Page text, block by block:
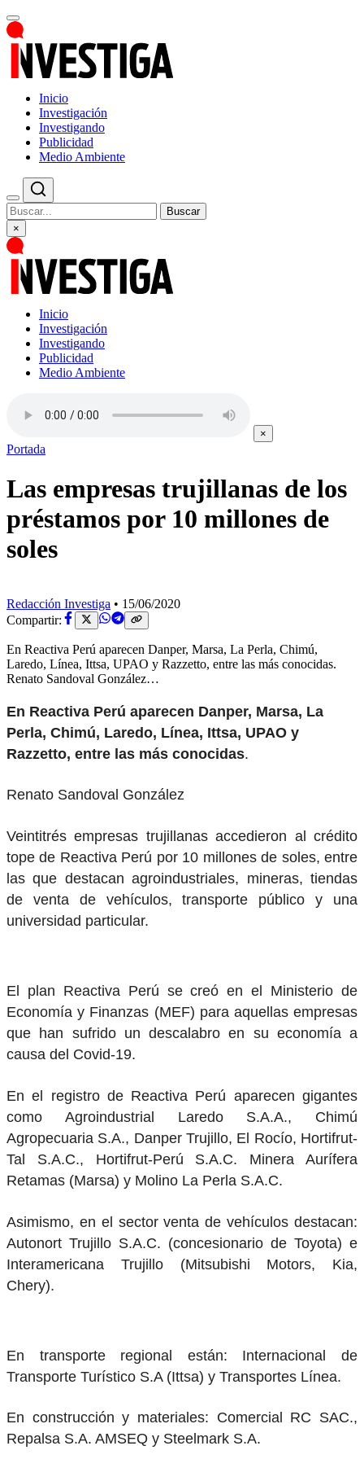
Inicio
Investigación
Investigando
Publicidad
Medio Ambiente
Buscar
×
Inicio
Investigación
Investigando
Publicidad
Medio Ambiente
×
Portada
Las empresas trujillanas de los
préstamos por 10 millones de
soles
Redacción Investiga • 15/06/2020
Compartir:
En Reactiva Perú aparecen Danper, Marsa, La Perla, Chimú,
Laredo, Línea, Ittsa, UPAO y Razzetto, entre las más conocidas.
Renato Sandoval González…
En Reactiva Perú aparecen Danper, Marsa, La
Perla, Chimú, Laredo, Línea, Ittsa, UPAO y
Razzetto, entre las más conocidas.
Renato Sandoval González
Veintitrés empresas trujillanas accedieron al crédito
tope de Reactiva Perú por 10 millones de soles, entre
las que destacan agroindustriales, mineras, tiendas
de venta de vehículos, transporte público y una
universidad particular.
El plan Reactiva Perú se creó en el Ministerio de
Economía y Finanzas (MEF) para aquellas empresas
que han sufrido un descalabro en su economía a
causa del Covid-19.
En el registro de Reactiva Perú aparecen gigantes
como Agroindustrial Laredo S.A.A., Chimú
Agropecuaria S.A., Danper Trujillo, El Rocío, Hortifrut-
Tal S.A.C., Hortifrut-Perú S.A.C. Minera Aurífera
Retamas (Marsa) y Molino La Perla S.A.C.
Asimismo, en el sector venta de vehículos destacan:
Autonort Trujillo S.A.C. (concesionario de Toyota) e
Interamericana Trujillo (Mitsubishi Motors, Kia,
Chery).
En transporte regional están: Internacional de
Transporte Turístico S.A (Ittsa) y Transportes Línea.
En construcción y materiales: Comercial RC SAC.,
Repalsa S.A. AMSEQ y Steelmark S.A.